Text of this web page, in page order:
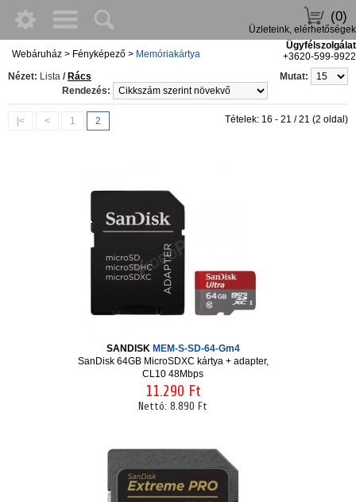
(0)
Üzleteink, elérhetőségek
Ügyfélszolgálat
+3620-599-9922
Webáruház > Fényképező > Memóriakártya
Nézet: Lista / Rács
Mutat:
Rendezés:
|< < 1 2 Tételek: 16 - 21 / 21 (2 oldal)
SANDISK MEM-S-SD-64-Gm4
SanDisk 64GB MicroSDXC kártya + adapter,
CL10 48Mbps
11.290 Ft
Nettó: 8.890 Ft